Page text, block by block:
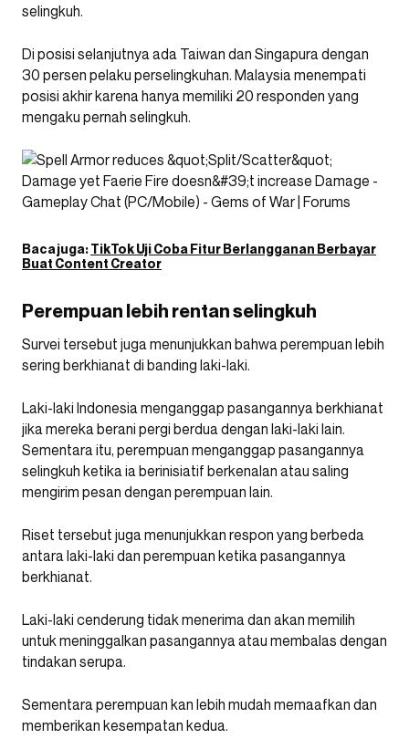
selingkuh.
Di posisi selanjutnya ada Taiwan dan Singapura dengan
30 persen pelaku perselingkuhan. Malaysia menempati
posisi akhir karena hanya memiliki 20 responden yang
mengaku pernah selingkuh.
Baca juga:TikTok Uji Coba Fitur Berlangganan Berbayar
Buat Content Creator
Perempuan lebih rentan selingkuh
Survei tersebut juga menunjukkan bahwa perempuan lebih
sering berkhianat di banding laki-laki.
Laki-laki Indonesia menganggap pasangannya berkhianat
jika mereka berani pergi berdua dengan laki-laki lain.
Sementara itu, perempuan menganggap pasangannya
selingkuh ketika ia berinisiatif berkenalan atau saling
mengirim pesan dengan perempuan lain.
Riset tersebut juga menunjukkan respon yang berbeda
antara laki-laki dan perempuan ketika pasangannya
berkhianat.
Laki-laki cenderung tidak menerima dan akan memilih
untuk meninggalkan pasangannya atau membalas dengan
tindakan serupa.
Sementara perempuan kan lebih mudah memaafkan dan
memberikan kesempatan kedua.